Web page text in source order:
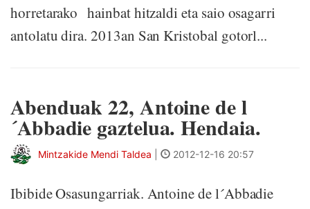
horretarako hainbat hitzaldi eta saio osagarri
antolatu dira. 2013an San Kristobal gotorl...
Abenduak 22, Antoine de l
´Abbadie gaztelua. Hendaia.
Mintzakide Mendi Taldea 2012-12-16 20:57
Ibibide Osasungarriak. Antoine de l´Abbadie